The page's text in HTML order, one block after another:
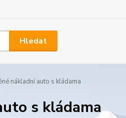
Hledat
nákladní auto s kládama
s kládama